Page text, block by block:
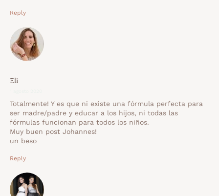
Reply
Eli
Totalmente! Y es que ni existe una fórmula perfecta para
ser madre/padre y educar a los hijos, ni todas las
fórmulas funcionan para todos los niños.
Muy buen post Johannes!
un beso
Reply